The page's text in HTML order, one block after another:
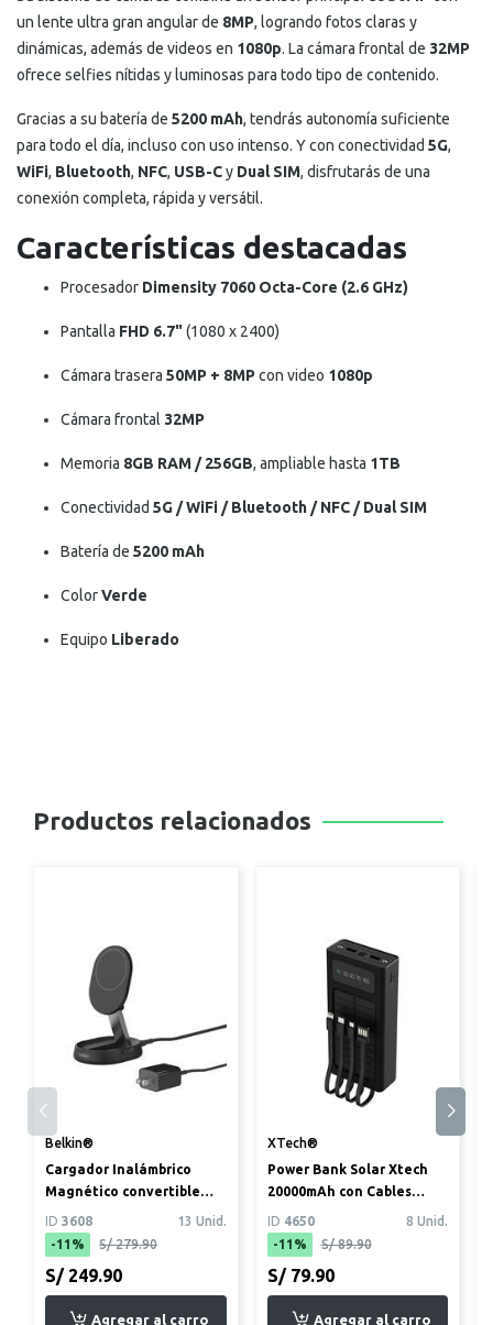
un lente ultra gran angular de 8MP, logrando fotos claras y
dinámicas, además de videos en 1080p. La cámara frontal de 32MP
ofrece selfies nítidas y luminosas para todo tipo de contenido.
Gracias a su batería de 5200 mAh, tendrás autonomía suficiente
para todo el día, incluso con uso intenso. Y con conectividad 5G,
WiFi, Bluetooth, NFC, USB-Cy Dual SIM, disfrutarás de una
conexión completa, rápida y versátil.
Características destacadas
Procesador Dimensity 7060 Octa-Core (2.6 GHz)
Pantalla FHD 6.7"(1080 x 2400)
Cámara trasera 50MP + 8MP con video 1080p
Cámara frontal 32MP
Memoria 8GB RAM / 256GB, ampliable hasta 1TB
Conectividad 5G / WiFi / Bluetooth / NFC / Dual SIM
Batería de 5200 mAh
ColorVerde
Equipo Liberado
Productos relacionados
Belkin®
Cargador Inalámbrico
Magnético convertible
con Qi2 15W
ID 3608
13 Unid.
-11%
S/ 279.90
S/ 249.90
XTech®
Power Bank Solar Xtech
20000mAh con Cables
Integrados
ID 4650
8 Unid.
-11%
S/ 89.90
S/ 79.90